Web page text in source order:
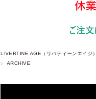
LIVERTINE AGE（リバティーンエイジ）
ARCHIVE